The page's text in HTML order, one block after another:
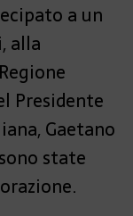
a un
alla
Presidente
Gaetano
state